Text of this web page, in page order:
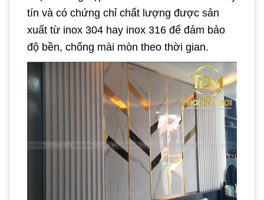
tín và có chứng chỉ chất lượng được sản
xuất từ inox 304 hay inox 316 để đảm bảo
độ bền, chống mài mòn theo thời gian.